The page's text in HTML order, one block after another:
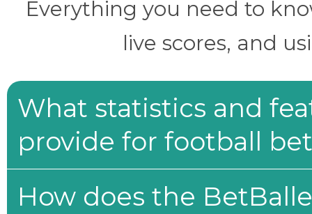
Everything you need to
live scores, and
What statistics and
provide for football
How does the